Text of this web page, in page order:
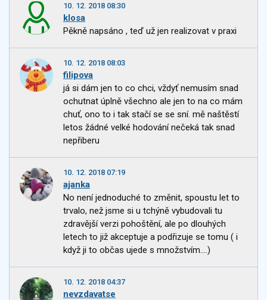
10. 12. 2018 08:30
klosa
Pěkně napsáno , teď už jen realizovat v praxi
10. 12. 2018 08:03
filipova
já si dám jen to co chci, vždyť nemusím snad
ochutnat úplně všechno ale jen to na co mám
chuť, ono to i tak stačí se se sní. mě naštěstí
letos žádné velké hodování nečeká tak snad
nepřiberu
10. 12. 2018 07:19
ajanka
No není jednoduché to změnit, spoustu let to
trvalo, než jsme si u tchýně vybudovali tu
zdravější verzi pohoštění, ale po dlouhých
letech to již akceptuje a podřizuje se tomu ( i
když ji to občas ujede s množstvím....)
10. 12. 2018 04:37
nevzdavatse